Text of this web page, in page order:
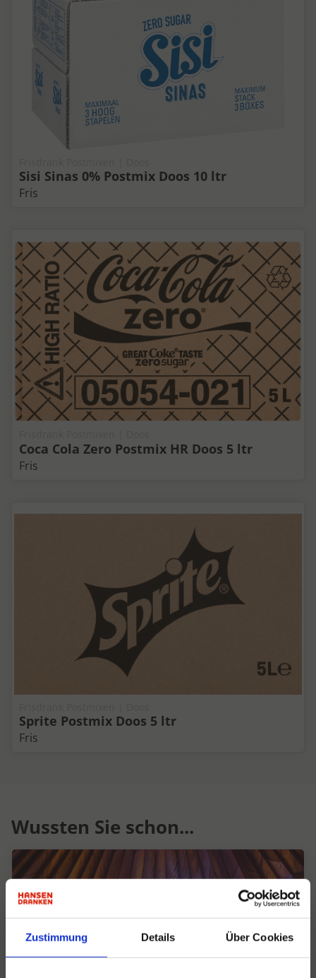
Zustimmung Details Über Cookies
Sisi Sinas 0% Postmix Doos 10 ltr
Fris
Coca Cola Zero Postmix HR Doos 5 ltr
Fris
Sprite Postmix Doos 5 ltr
Fris
Wussten Sie schon...